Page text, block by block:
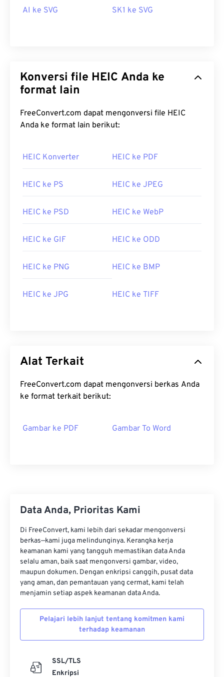
AI ke SVG SK1 ke SVG
Konversi file HEIC Anda ke
format lain
FreeConvert.com dapat mengonversi file HEIC
Anda ke format lain berikut:
HEIC Konverter HEIC ke PDF
HEIC ke PS HEIC ke JPEG
HEIC ke PSD HEIC ke WebP
HEIC ke GIF HEIC ke ODD
HEIC ke PNG HEIC ke BMP
HEIC ke JPG HEIC ke TIFF
Alat Terkait
FreeConvert.com dapat mengonversi berkas Anda
ke format terkait berikut:
Gambar ke PDF Gambar To Word
Data Anda, Prioritas Kami
Di FreeConvert, kami lebih dari sekadar mengonversi
berkas—kami juga melindunginya. Kerangka kerja
keamanan kami yang tangguh memastikan data Anda
selalu aman, baik saat mengonversi gambar, video,
maupun dokumen. Dengan enkripsi canggih, pusat data
yang aman, dan pemantauan yang cermat, kami telah
menjamin setiap aspek keamanan data Anda.
Pelajari lebih lanjut tentang komitmen kami
terhadap keamanan
SSL/TLS
Enkripsi